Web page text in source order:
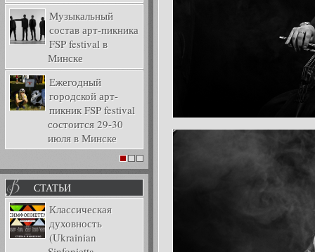
Музыкальный
состав арт-пикника
FSP festival в
Минске
Ежегодный
городской арт-
пикник FSP festival
состоится 29-30
июля в Минске
СТАТЬИ
Классическая
духовность
(Ukrainian